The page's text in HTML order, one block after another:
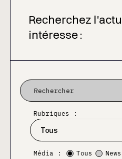
Recherchez
intéresse :
Rubriques :
Média : Tous News